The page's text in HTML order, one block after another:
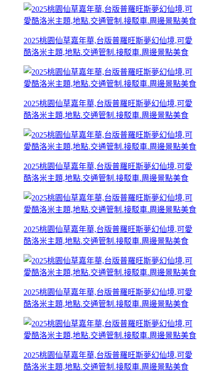
2025桃園仙草嘉年華,台版普羅旺斯夢幻仙境,可愛
酷洛米主題,地點.交通管制.接駁車.周邊景點美食
2025桃園仙草嘉年華,台版普羅旺斯夢幻仙境,可愛
酷洛米主題,地點.交通管制.接駁車.周邊景點美食
2025桃園仙草嘉年華,台版普羅旺斯夢幻仙境,可愛
酷洛米主題,地點.交通管制.接駁車.周邊景點美食
2025桃園仙草嘉年華,台版普羅旺斯夢幻仙境,可愛
酷洛米主題,地點.交通管制.接駁車.周邊景點美食
2025桃園仙草嘉年華,台版普羅旺斯夢幻仙境,可愛
酷洛米主題,地點.交通管制.接駁車.周邊景點美食
2025桃園仙草嘉年華,台版普羅旺斯夢幻仙境,可愛
酷洛米主題,地點.交通管制.接駁車.周邊景點美食